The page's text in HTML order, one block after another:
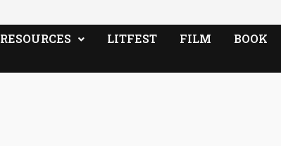
RESOURCES LITFEST FILM BOOK